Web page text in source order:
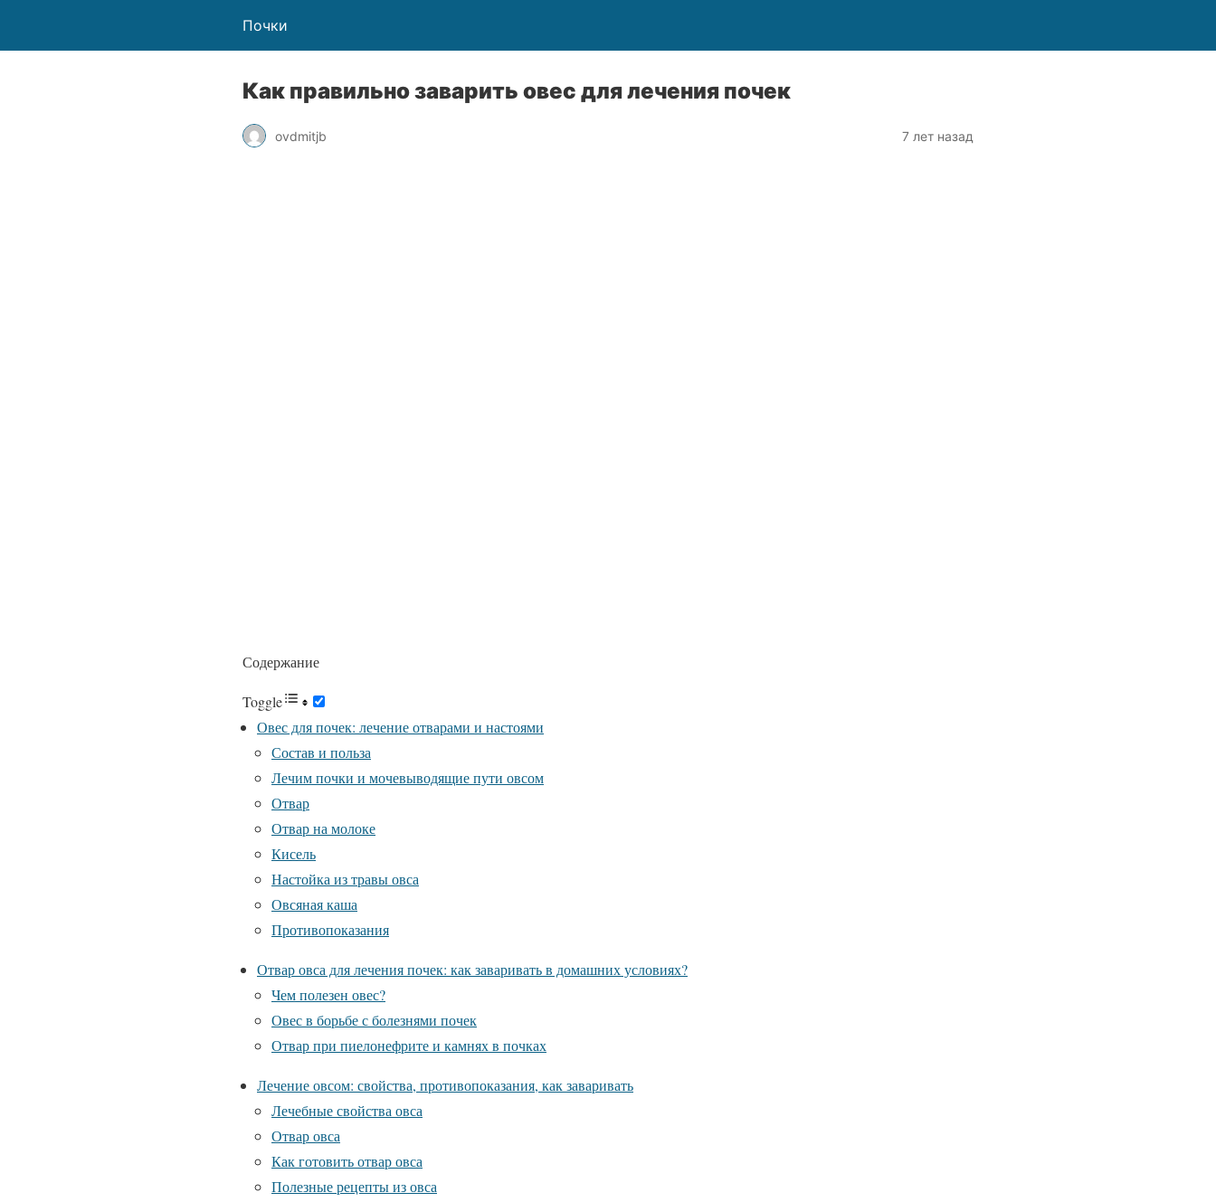
Почки
Как правильно заварить овес для лечения почек
ovdmitjb 7 лет назад
Содержание
Toggle
Овес для почек: лечение отварами и настоями
Состав и польза
Лечим почки и мочевыводящие пути овсом
Отвар
Отвар на молоке
Кисель
Настойка из травы овса
Овсяная каша
Противопоказания
Отвар овса для лечения почек: как заваривать в домашних условиях?
Чем полезен овес?
Овес в борьбе с болезнями почек
Отвар при пиелонефрите и камнях в почках
Лечение овсом: свойства, противопоказания, как заваривать
Лечебные свойства овса
Отвар овса
Как готовить отвар овса
Полезные рецепты из овса